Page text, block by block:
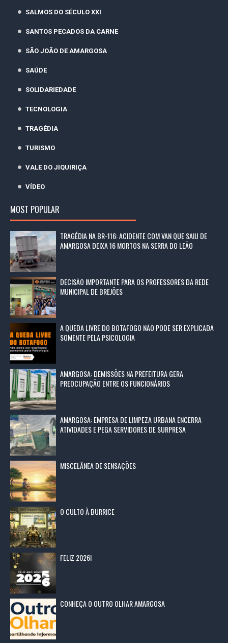
SALMOS DO SÉCULO XXI
SANTOS PECADOS DA CARNE
SÃO JOÃO DE AMARGOSA
SAÚDE
SOLIDARIEDADE
TECNOLOGIA
TRAGÉDIA
TURISMO
VALE DO JIQUIRIÇA
VÍDEO
MOST POPULAR
TRAGÉDIA NA BR-116: ACIDENTE COM VAN QUE SAIU DE
AMARGOSA DEIXA 16 MORTOS NA SERRA DO LEÃO
DECISÃO IMPORTANTE PARA OS PROFESSORES DA REDE
MUNICIPAL DE BREJÕES
A QUEDA LIVRE DO BOTAFOGO NÃO PODE SER EXPLICADA
SOMENTE PELA PSICOLOGIA
AMARGOSA: DEMISSÕES NA PREFEITURA GERA
PREOCUPAÇÃO ENTRE OS FUNCIONÁRIOS
AMARGOSA: EMPRESA DE LIMPEZA URBANA ENCERRA
ATIVIDADES E PEGA SERVIDORES DE SURPRESA
MISCELÂNEA DE SENSAÇÕES
O CULTO À BURRICE
FELIZ 2026!
CONHEÇA O OUTRO OLHAR AMARGOSA